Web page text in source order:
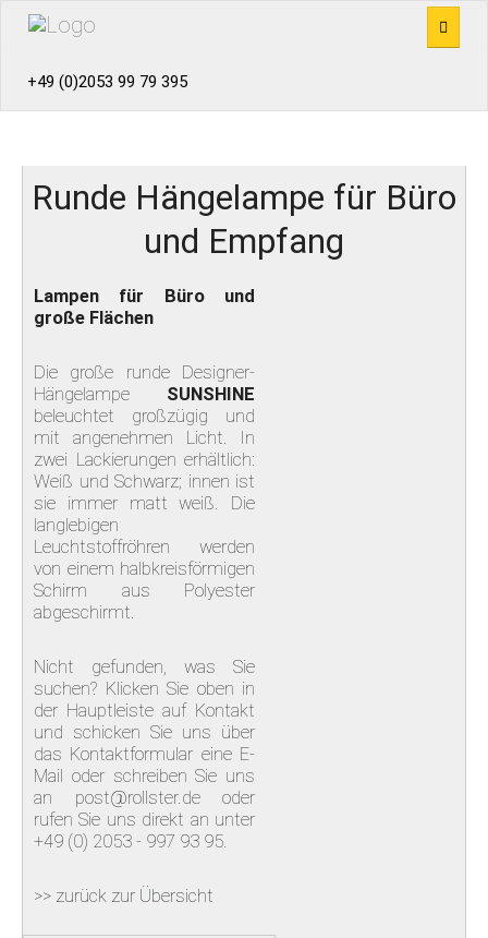
+49 (0)2053 99 79 395
PRODUKTE
REFERENZEN
KONZEPTE
KONTAKT
Runde Hängelampe für Büro
und Empfang
Lampen für Büro und
große Flächen
Die große runde Designer-
Hängelampe SUNSHINE
beleuchtet großzügig und
mit angenehmen Licht. In
zwei Lackierungen erhältlich:
Weiß und Schwarz; innen ist
sie immer matt weiß. Die
langlebigen
Leuchtstoffröhren werden
von einem halbkreisförmigen
Schirm aus Polyester
abgeschirmt.
Nicht gefunden, was Sie
suchen? Klicken Sie oben in
der Hauptleiste auf Kontakt
und schicken Sie uns über
das Kontaktformular eine E-
Mail oder schreiben Sie uns
an post@rollster.de oder
rufen Sie uns direkt an unter
+49 (0) 2053 - 997 93 95.
>> zurück zur Übersicht